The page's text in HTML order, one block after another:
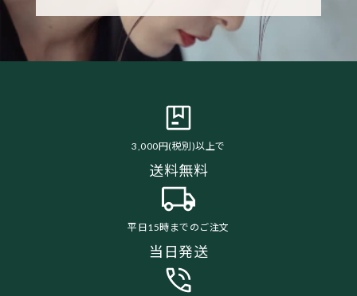
3,000円(税別)以上で
送料無料
平日15時までのご注文
当日発送